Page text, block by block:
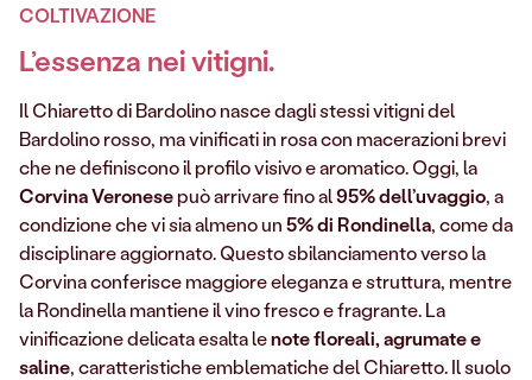
COLTIVAZIONE
L’essenza nei vitigni.
Il Chiaretto di Bardolino nasce dagli stessi vitigni del
Bardolino rosso, ma vinificati in rosa con macerazioni brevi
che ne definiscono il profilo visivo e aromatico. Oggi, la
Corvina Veronesepuò arrivare fino al95% dell’uvaggio, a
condizione che vi sia almeno un5% di Rondinella, come da
disciplinare aggiornato. Questo sbilanciamento verso la
Corvina conferisce maggiore eleganza e struttura, mentre
la Rondinella mantiene il vino fresco e fragrante. La
vinificazione delicata esalta lenote floreali, agrumate e
saline, caratteristiche emblematiche del Chiaretto. Il suolo